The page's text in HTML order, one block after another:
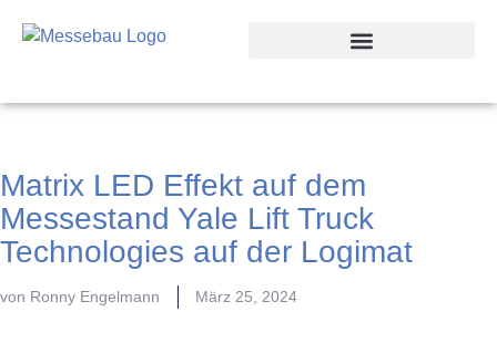
Matrix LED Effekt auf dem
Messestand Yale Lift Truck
Technologies auf der Logimat
von Ronny Engelmann März 25, 2024